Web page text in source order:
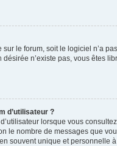
le forum, soit le logiciel n’a
n’existe pas, vous êtes
d’utilisateur ?
lorsque vous
le nombre de messages que
souvent unique et personnelle